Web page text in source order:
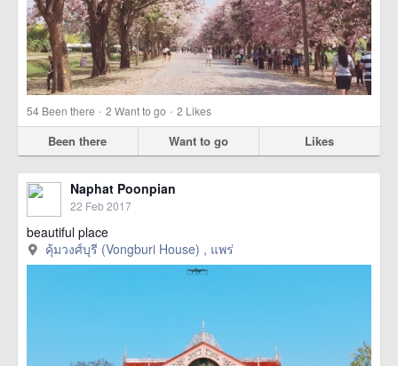
54 Been there · 2 Want to go · 2 Likes
Been there Want to go Likes
Naphat Poonpian
22 Feb 2017
beautiful place
คุ้มวงศ์บุรี (Vongburi House) , แพร่